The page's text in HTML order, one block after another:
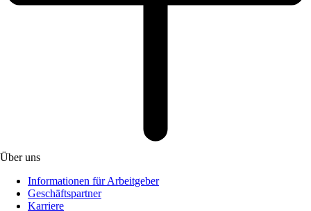
Über uns
Informationen für Arbeitgeber
Geschäftspartner
Karriere